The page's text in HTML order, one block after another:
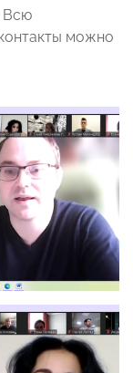
Всю
можно